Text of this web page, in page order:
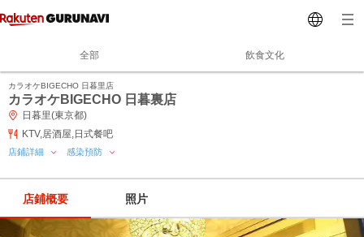
全部 飲食文化
カラオケBIGECHO 日暮里店
カラオケBIGECHO 日暮裏店
日暮里(東京都)
KTV,居酒屋,日式餐吧
店鋪詳細 感染預防
店鋪概要 照片